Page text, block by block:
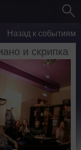
Назад к событиям
и скрипка